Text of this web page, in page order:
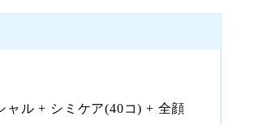
ャル + シミケア(40コ) + 全顔